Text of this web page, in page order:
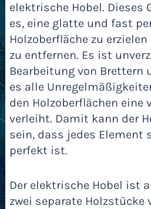
elektrische Hobel. Dieses
es, eine glatte und fast
Holzoberfläche zu
zu entfernen. Es ist
Bearbeitung von Brettern
es alle
den Holzoberflächen
verleiht. Damit kann der
sein, dass jedes Element
perfekt ist.
Der elektrische Hobel ist
zwei separate Holzstücke